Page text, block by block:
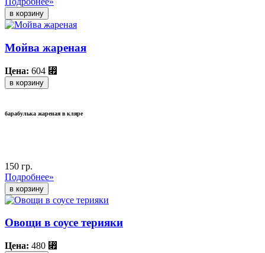
Мойва жареная
Цена: 604 ⃏
в корзину
барабулька жареная в кляре
150 гр.
Подробнее»
Овощи в соусе терияки
Цена: 480 ⃏